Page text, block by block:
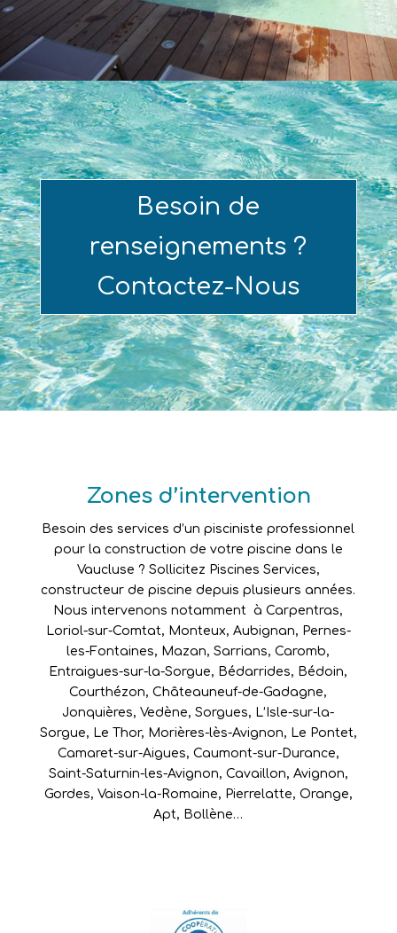
Besoin de
renseignements ?
Contactez-Nous
Zones d’intervention
Besoin des services d’un pisciniste professionnel
pour la construction de votre piscine dans le
Vaucluse ? Sollicitez Piscines Services,
constructeur de piscine depuis plusieurs années.
Nous intervenons notamment àCarpentras,
Loriol-sur-Comtat, Monteux, Aubignan, Pernes-
les-Fontaines, Mazan,Sarrians,Caromb,
Entraigues-sur-la-Sorgue, Bédarrides, Bédoin,
Courthézon,Châteauneuf-de-Gadagne,
Jonquières,Vedène,Sorgues, L’Isle-sur-la-
Sorgue, Le Thor, Morières-lès-Avignon, Le Pontet,
Camaret-sur-Aigues, Caumont-sur-Durance,
Saint-Saturnin-les-Avignon, Cavaillon, Avignon,
Gordes, Vaison-la-Romaine, Pierrelatte, Orange,
Apt, Bollène…